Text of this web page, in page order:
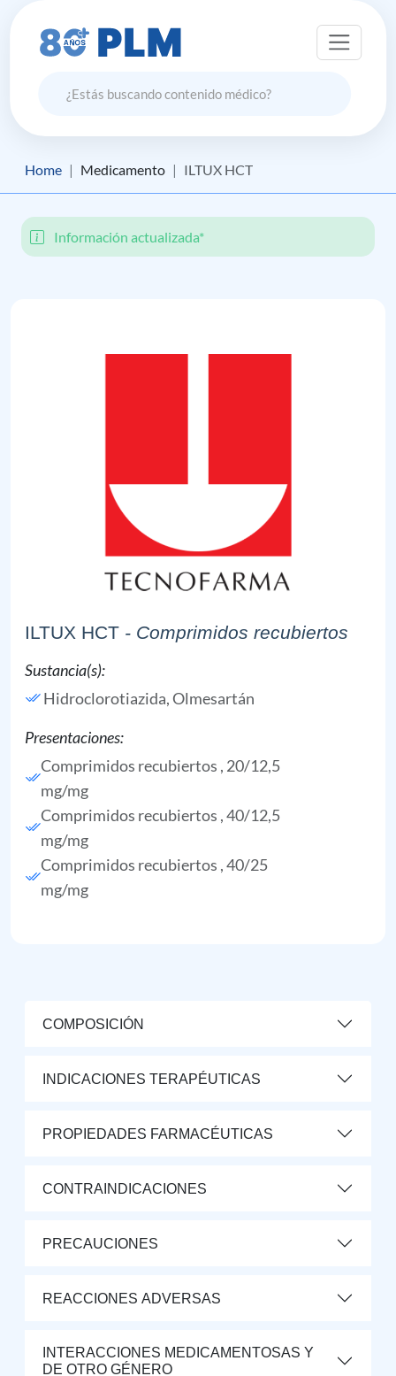
Home Medicamento ILTUX HCT
Información actualizada*
ILTUX HCT - Comprimidos recubiertos
Sustancia(s):
Hidroclorotiazida,Olmesartán
Presentaciones:
Comprimidos recubiertos , 20/12,5
mg/mg
Comprimidos recubiertos , 40/12,5
mg/mg
Comprimidos recubiertos , 40/25
mg/mg
COMPOSICIÓN
INDICACIONES TERAPÉUTICAS
PROPIEDADES FARMACÉUTICAS
CONTRAINDICACIONES
PRECAUCIONES
REACCIONES ADVERSAS
INTERACCIONES MEDICAMENTOSAS Y
DE OTRO GÉNERO